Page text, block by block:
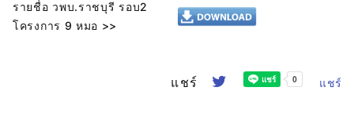
รายชื่อ วพบ.ราชบุรี รอบ2
โครงการ 9 หมอ >>
แชร์ แชร์